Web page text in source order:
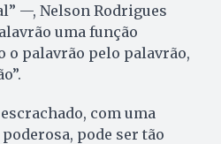
—, Nelson Rodrigues
uma função
o palavrão pelo palavrão,
com uma
pode ser tão